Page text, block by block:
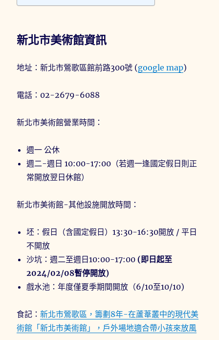
新北市美術館資訊
地址：新北市鶯歌區館前路300號 (google map)
電話：02-2679-6088
新北市美術館營業時間：
週一 公休
週二-週日 10:00-17:00（若週一逢國定假日則正
常開放翌日休館）
新北市美術館-其他設施開放時間：
坯：假日（含國定假日）13:30-16:30開放 / 平日
不開放
沙坑：週二至週日10:00-17:00 (即日起至
2024/02/08暫停開放)
戲水池：年度僅夏季期間開放（6/10至10/10)
食記：新北市鶯歌區，籌劃8年-在蘆葦叢中的現代美
術館「新北市美術館」，戶外場地適合帶小孩來放風